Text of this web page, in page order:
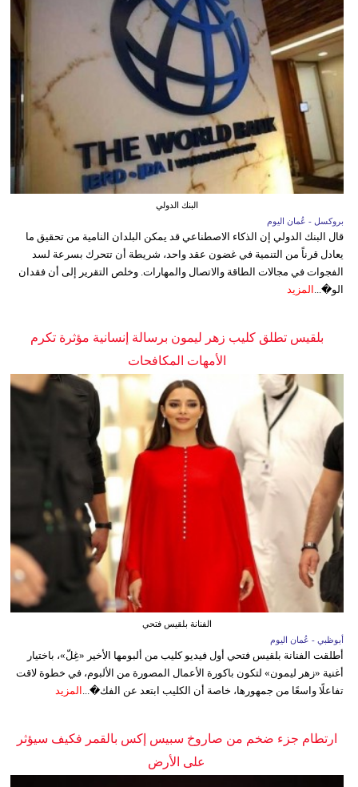
البنك الدولي
بروكسل - عُمان اليوم
قال البنك الدولي إن الذكاء الاصطناعي قد يمكن البلدان النامية من تحقيق ما
يعادل قرناً من التنمية في غضون عقد واحد، شريطة أن تتحرك بسرعة لسد
الفجوات في مجالات الطاقة والاتصال والمهارات. وخلص التقرير إلى أن فقدان
الو�... المزيد
بلقيس تطلق كليب زهر ليمون برسالة إنسانية مؤثرة تكرم
الأمهات المكافحات
الفنانة بلقيس فتحي
أبوظبي - عُمان اليوم
أطلقت الفنانة بلقيس فتحي أول فيديو كليب من ألبومها الأخير «غِلّ»، باختيار
أغنية «زهر ليمون» لتكون باكورة الأعمال المصورة من الألبوم، في خطوة لاقت
تفاعلًا واسعًا من جمهورها، خاصة أن الكليب ابتعد عن الفك�... المزيد
ارتطام جزء ضخم من صاروخ سبيس إكس بالقمر فكيف سيؤثر
على الأرض